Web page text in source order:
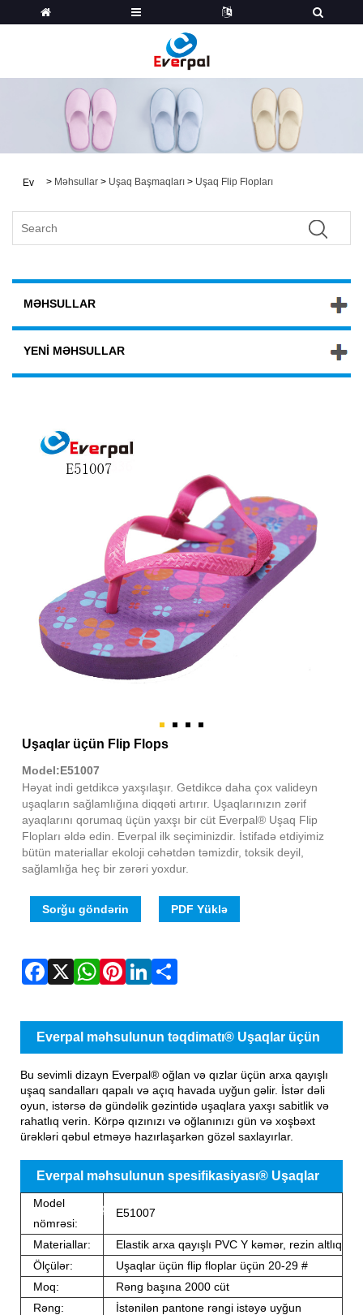
Ev > Məhsullar > Uşaq Başmaqları > Uşaq Flip Flopları
MƏHSULLAR
YENI MƏHSULLAR
Uşaqlar üçün Flip Flops
Model:E51007
Həyat indi getdikcə yaxşılaşır. Getdikcə daha çox valideyn
uşaqların sağlamlığına diqqəti artırır. Uşaqlarınızın zərif
ayaqlarını qorumaq üçün yaxşı bir cüt Everpal® Uşaq Flip
Flopları əldə edin. Everpal ilk seçiminizdir. İstifadə etdiyimiz
bütün materiallar ekoloji cəhətdən təmizdir, toksik deyil,
sağlamlığa heç bir zərəri yoxdur.
Sorğu göndərin PDF Yüklə
Everpal məhsulunun təqdimatı® Uşaqlar üçün
Flip Flops
Bu sevimli dizayn Everpal® oğlan və qızlar üçün arxa qayışlı
uşaq sandalları qapalı və açıq havada uyğun gəlir. İstər dəli
oyun, istərsə də gündəlik gəzintidə uşaqlara yaxşı sabitlik və
rahatlıq verin. Körpə qızınızı və oğlanınızı gün və xoşbəxt
ürəkləri qəbul etməyə hazırlaşarkən gözəl saxlayırlar.
Everpal məhsulunun spesifikasiyası® Uşaqlar
üçün Flip Flops
Model
nömrəsi:
E51007
Materiallar:
Elastik arxa qayışlı PVC Y kəmər, rezin altlıq
Ölçülər:
Uşaqlar üçün flip floplar üçün 20-29 #
Moq:
Rəng başına 2000 cüt
Rəng:
İstənilən pantone rəngi istəyə uyğun